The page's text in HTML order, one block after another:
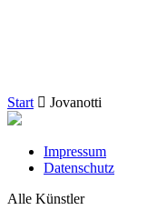
Start Jovanotti
Impressum
Datenschutz
Alle Künstler